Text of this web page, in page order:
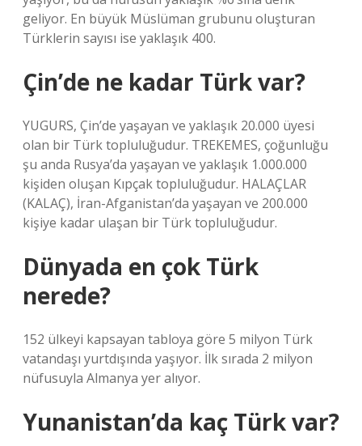
geliyor. En büyük Müslüman grubunu oluşturan
Türklerin sayısı ise yaklaşık 400.
Çin’de ne kadar Türk var?
YUGURS, Çin’de yaşayan ve yaklaşık 20.000 üyesi
olan bir Türk topluluğudur. TREKEMES, çoğunluğu
şu anda Rusya’da yaşayan ve yaklaşık 1.000.000
kişiden oluşan Kıpçak topluluğudur. HALAÇLAR
(KALAÇ), İran-Afganistan’da yaşayan ve 200.000
kişiye kadar ulaşan bir Türk topluluğudur.
Dünyada en çok Türk
nerede?
152 ülkeyi kapsayan tabloya göre 5 milyon Türk
vatandaşı yurtdışında yaşıyor. İlk sırada 2 milyon
nüfusuyla Almanya yer alıyor.
Yunanistan’da kaç Türk var?